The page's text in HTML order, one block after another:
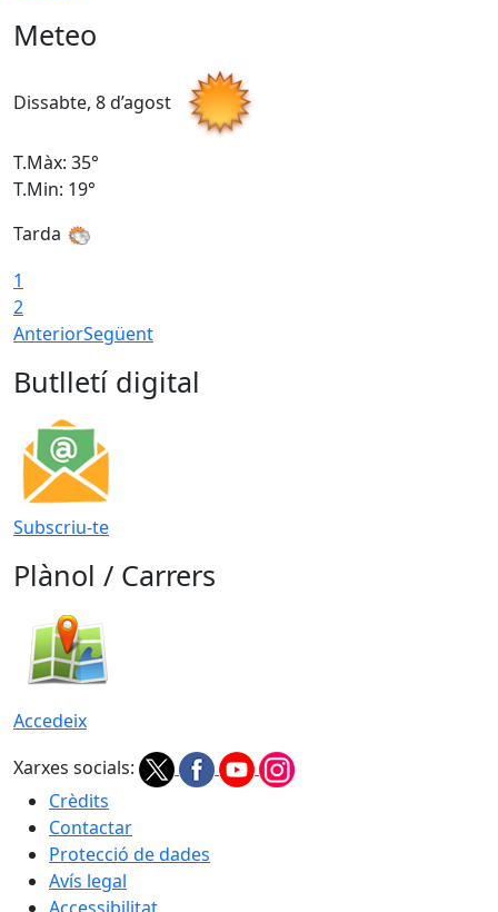
Meteo
Dissabte, 8 d’agost
T.Màx: 35°
T.Min: 19°
Tarda
1
2
AnteriorSegüent
Butlletí digital
Subscriu-te
Plànol / Carrers
Accedeix
Xarxes socials:
Crèdits
Contactar
Protecció de dades
Avís legal